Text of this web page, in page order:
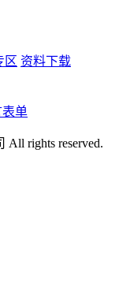
区 资料下载
表单
rights reserved.